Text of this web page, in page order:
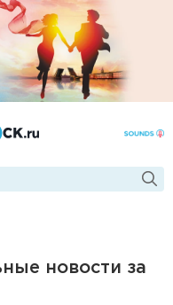
новости за